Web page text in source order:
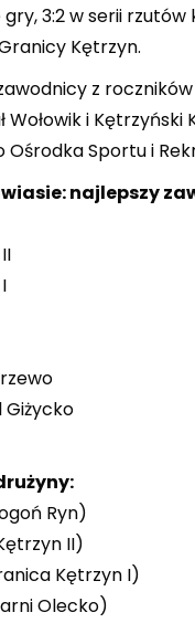
3:2 w serii
Kętrzyn.
z
Wołowik i
Ośrodka Sportu i
najlepszy
Giżycko
Ryn)
II)
Kętrzyn I)
Olecko)